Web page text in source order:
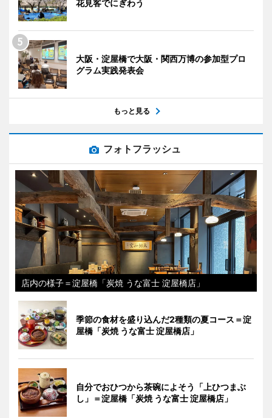
花見客でにぎわう
大阪・淀屋橋で大阪・関西万博の参加型プロ
グラム実践発表会
もっと見る
フォトフラッシュ
店内の様子＝淀屋橋「炭焼 うな富士 淀屋橋店」
季節の食材を盛り込んだ2種類の夏コース＝淀
屋橋「炭焼 うな富士 淀屋橋店」
自分でおひつから茶碗によそう「上ひつまぶ
し」＝淀屋橋「炭焼 うな富士 淀屋橋店」